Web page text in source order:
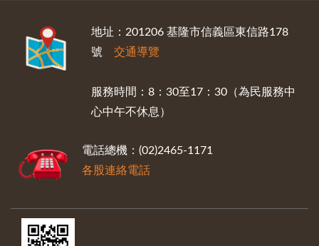
地址：201206 基隆市信義區東信路178
號 交通導覽
服務時間：8：30至17：30（為民服務中
心中午不休息）
電話總機：(02)2465-1171
各股連絡電話